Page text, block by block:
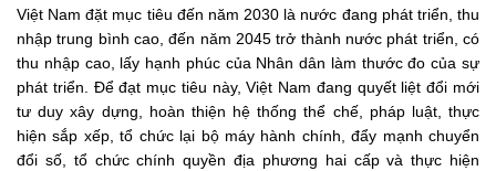
Việt Nam đặt mục tiêu đến năm 2030 là nước đang phát triển, thu
nhập trung bình cao, đến năm 2045 trở thành nước phát triển, có
thu nhập cao, lấy hạnh phúc của Nhân dân làm thước đo của sự
phát triển. Để đạt mục tiêu này, Việt Nam đang quyết liệt đổi mới
tư duy xây dựng, hoàn thiện hệ thống thể chế, pháp luật, thực
hiện sắp xếp, tổ chức lại bộ máy hành chính, đẩy mạnh chuyển
đổi số, tổ chức chính quyền địa phương hai cấp và thực hiện